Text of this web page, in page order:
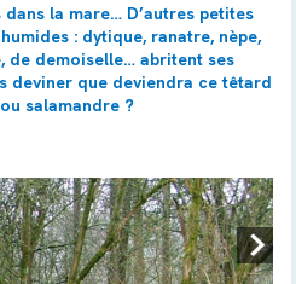
la mare… D’autres petites
: dytique, ranatre, nèpe,
de demoiselle… abritent ses
deviner que deviendra ce têtard
salamandre ?